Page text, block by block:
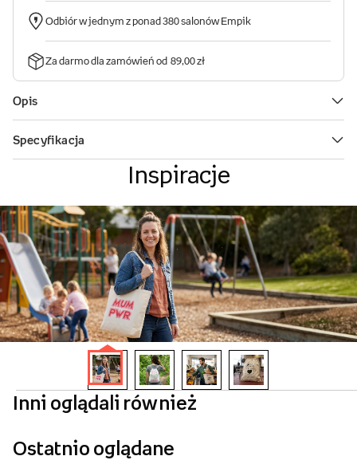
Inspiracje
Inni oglądali również
Ostatnio oglądane